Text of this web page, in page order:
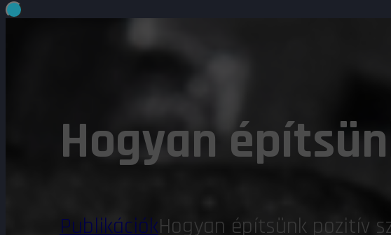
Hogyan
PublikációkHogyan építsünk pozitív